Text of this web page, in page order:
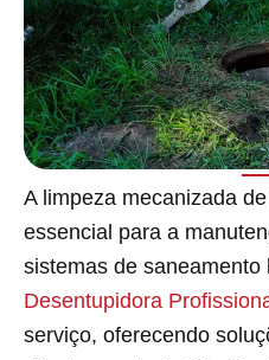
A limpeza mecanizada
essencial para a
sistemas de saneamento
Desentupidora
serviço, oferecendo